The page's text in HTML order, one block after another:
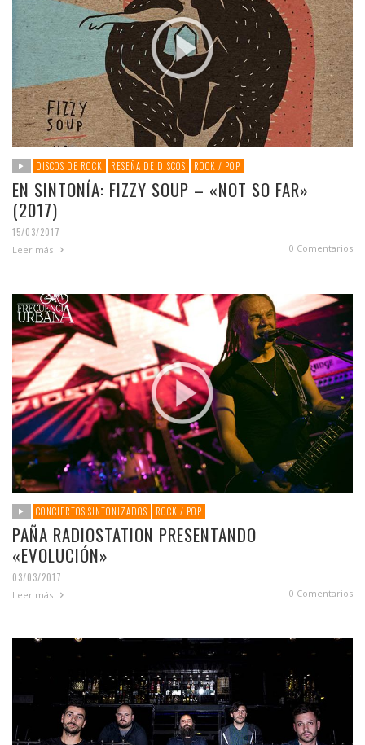
DISCOS DE ROCK RESEÑA DE DISCOS ROCK / POP
EN SINTONÍA: FIZZY SOUP – «NOT SO FAR»
(2017)
15/03/2017
Leer más 0 Comentarios
CONCIERTOS SINTONIZADOS ROCK / POP
PAÑA RADIOSTATION PRESENTANDO
«EVOLUCIÓN»
03/03/2017
Leer más 0 Comentarios